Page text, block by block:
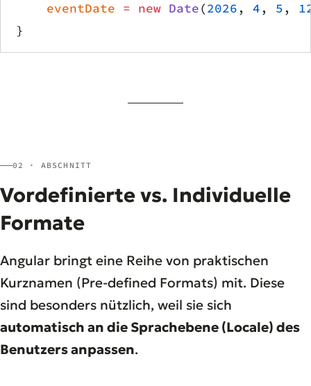
    eventDate
= new Date(2026, 4, 5,
}
02 · ABSCHNITT
Vordefinierte vs. Individuelle
Formate
Angular bringt eine Reihe von praktischen
Kurznamen (Pre-defined Formats) mit. Diese
sind besonders nützlich, weil sie sich
automatisch an die Sprachebene (Locale) des
Benutzers anpassen.